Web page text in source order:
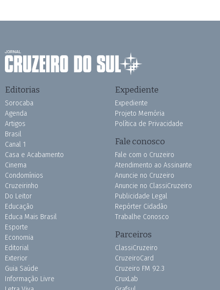
Editorias
Sorocaba
Agenda
Artigos
Brasil
Canal 1
Casa e Acabamento
Cinema
Condomínios
Cruzeirinho
Do Leitor
Educação
Educa Mais Brasil
Esporte
Economia
Editorial
Exterior
Guia Saúde
Informação Livre
Expediente
Expediente
Projeto Memória
Política de Privacidade
Fale conosco
Fale com o Cruzeiro
Atendimento ao Assinante
Anuncie no Cruzeiro
Anuncie no ClassiCruzeiro
Publicidade Legal
Repórter Cidadão
Trabalhe Conosco
Parceiros
ClassiCruzeiro
CruzeiroCard
Cruzeiro FM 92.3
CruxLab